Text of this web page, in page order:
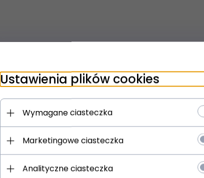
Ustawienia plików cookies
Wymagane ciasteczka
Marketingowe ciasteczka
Analityczne ciasteczka